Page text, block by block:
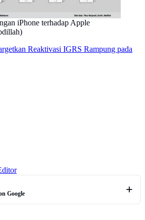
iPhone terhadap Apple
Reaktivasi IGRS Rampung pada
Google